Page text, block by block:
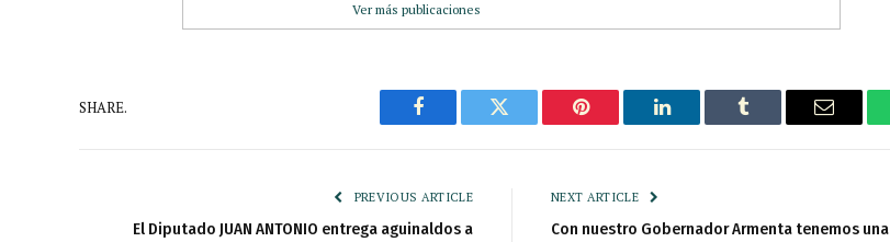
Ver más publicaciones
SHARE.
Facebook Twitter Pinterest LinkedIn Tumblr Email
PREVIOUS ARTICLE
El Diputado JUAN ANTONIO entrega aguinaldos a
NEXT ARTICLE
Con nuestro Gobernador Armenta tenemos una